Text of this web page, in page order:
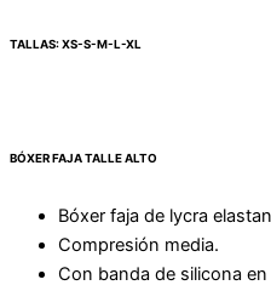
TALLAS: XS-S-M-L-XL
BÓXER FAJA TALLE ALTO
Bóxer faja de lycra
Compresión media.
Con banda de silicona en